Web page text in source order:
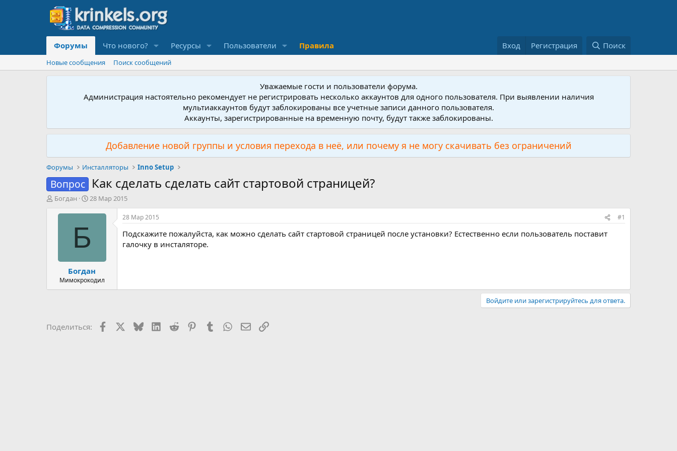
Форумы Что нового? Ресурсы Пользователи Правила Вход Регистрация Поиск
Новые сообщения Поиск сообщений
Уважаемые гости и пользователи форума.
Администрация настоятельно рекомендует не регистрировать несколько аккаунтов для одного пользователя. При выявлении наличия
мультиаккаунтов будут заблокированы все учетные записи данного пользователя.
Аккаунты, зарегистрированные на временную почту, будут также заблокированы.
Добавление новой группы и условия перехода в неё, или почему я не могу скачивать без ограничений
Форумы Инсталляторы Inno Setup
Вопрос Как сделать сделать сайт стартовой страницей?
А
м
Богдан
Д
т
а
а
л
а
28 Мар 2015
Б
Богдан
Мимокрокодил
28 Мар 2015 #1
Подскажите пожалуйста, как можно сделать сайт стартовой страницей после установки? Естественно если пользователь поставит
галочку в инсталяторе.
Войдите или зарегистрируйтесь для ответа.
Поделиться: FacebookX (Twitter)
BlueskyLinkedIn
Reddit PinterestTumblr WhatsApp
Электронная почта
Ссылка